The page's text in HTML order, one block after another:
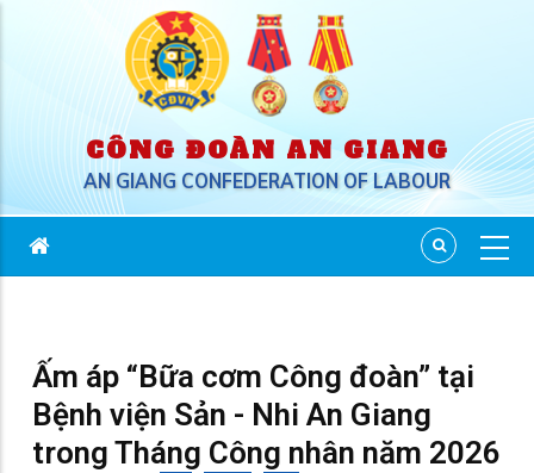
CÔNG ĐOÀN AN GIANG
AN GIANG CONFEDERATION OF LABOUR
Ấm áp “Bữa cơm Công đoàn” tại
Bệnh viện Sản - Nhi An Giang
trong Tháng Công nhân năm 2026